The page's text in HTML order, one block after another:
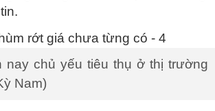
nay chủ yếu tiêu thụ ở thị trường
Nam)